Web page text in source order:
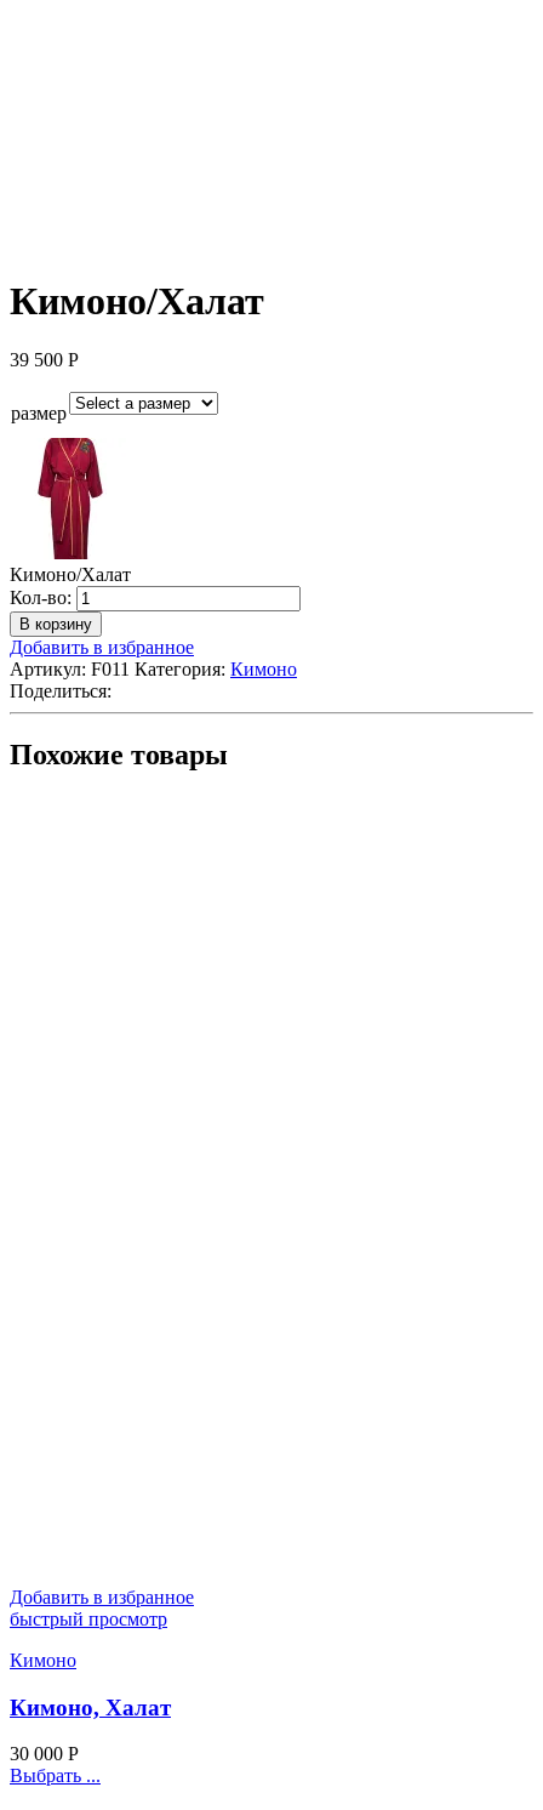
Кимоно/Халат
39 500 Р
размер
Кимоно/Халат
Кол-во: Количество
Кимоно/
Халат
В корзину
Добавить в избранное
Артикул: F011 Категория: Кимоно
Поделиться:
Похожие товары
Добавить в избранное
быстрый просмотр
Кимоно
Кимоно, Халат
30 000 Р
Выбрать ...